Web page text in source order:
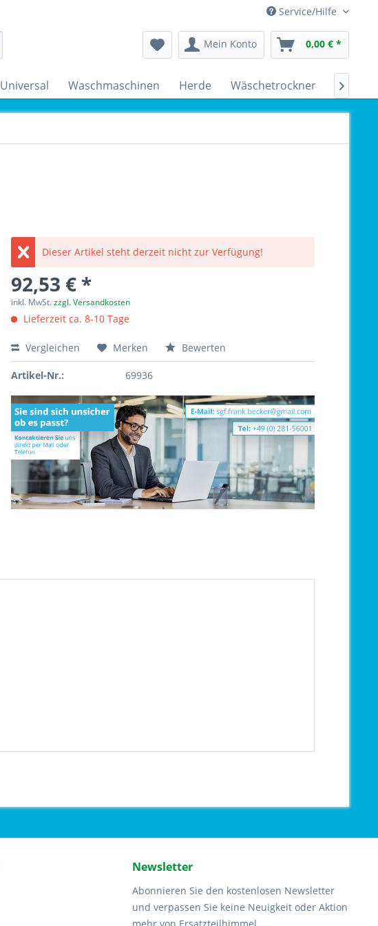
Service/Hilfe
Mein Konto 0,00 € *
Universal Waschmaschinen Herde Wäschetrockner 
Dieser Artikel steht derzeit nicht zur Verfügung!
92,53 € *
inkl. MwSt.zzgl. Versandkosten
Lieferzeit ca. 8-10 Tage
Vergleichen Merken Bewerten
Artikel-Nr.: 69936
Newsletter
Abonnieren Sie den kostenlosen Newsletter
und verpassen Sie keine Neuigkeit oder Aktion